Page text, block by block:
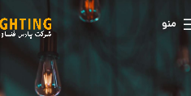
منو